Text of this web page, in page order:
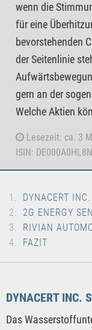
wenn die
für eine
bevorstehenden
der Seitenlinie
gern an der
Welche Aktien
Lesezeit: ca. 3
ISIN:
DYNACERT
2G ENERGY
RIVIAN
FAZIT
DYNACERT INC.
Das